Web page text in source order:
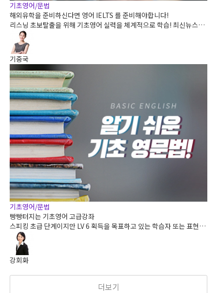
기초영어/문법
해외유학을 준비하신다면 영어 IELTS 를 준비해야합니다!
리스닝 초보탈출을 위해 기초영어 실력을 체계적으로 학습! 최신뉴스정
보도 접하고 영어도 배우고 ! 리스닝의 첫걸음 생생영어로 시작해보세요.
기중국
기초영어/문법
빵빵터지는 기초영어 고급강좌
스피킹 초급 단계이지만 LV 6 획득을 목표하고 있는 학습자 또는 표현,
문장 구조, 말하기 연습까지 15일 내에 완성하고자 하는 학습자를 위한
강의입니다.
강회화
더보기